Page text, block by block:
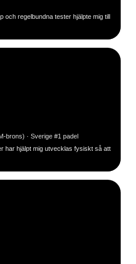
och regelbundna tester hjälpte mig till
brons) · Sverige #1 padel
har hjälpt mig utvecklas fysiskt så att